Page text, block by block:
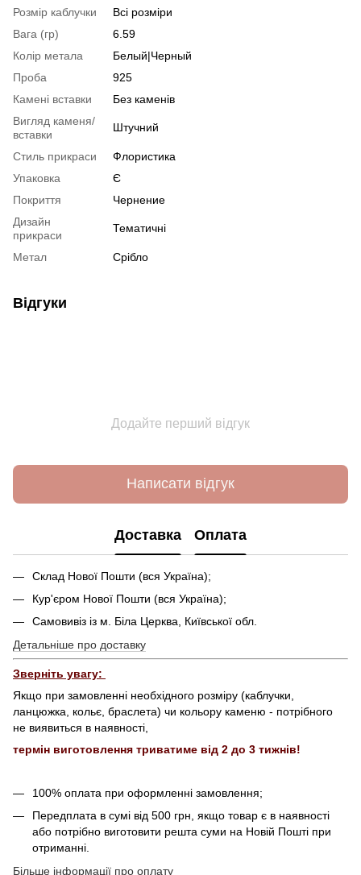
Розмір каблучки
Всі розміри
Вага (гр)
6.59
Колір метала
Белый|Черный
Проба
925
Камені вставки
Без каменів
Вигляд каменя/
вставки
Штучний
Стиль прикраси
Флористика
Упаковка
Є
Покриття
Чернение
Дизайн
прикраси
Тематичні
Метал Срібло
Відгуки
Додайте перший відгук
Написати відгук
Доставка Оплата
Склад Нової Пошти (вся Україна);
Кур'єром Нової Пошти (вся Україна);
Самовивіз із м. Біла Церква, Київської обл.
Детальніше про доставку
Зверніть увагу:
Якщо при замовленні необхідного розміру (каблучки,
ланцюжка, кольє, браслета) чи кольору каменю - потрібного
не виявиться в наявності,
термін виготовлення триватиме від 2 до 3 тижнів!
100% оплата при оформленні замовлення;
Передплата в сумі від 500 грн, якщо товар є в наявності
або потрібно виготовити решта суми на Новій Пошті при
отриманні.
Більше інформації про оплату